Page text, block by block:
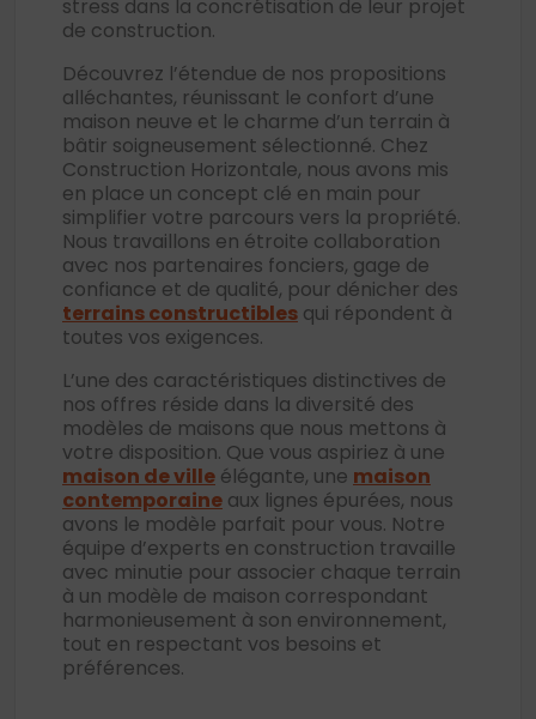
stress dans la concrétisation de leur projet
de construction.
Découvrez l’étendue de nos propositions
alléchantes, réunissant le confort d’une
maison neuve et le charme d’un terrain à
bâtir soigneusement sélectionné. Chez
Construction Horizontale, nous avons mis
en place un concept clé en main pour
simplifier votre parcours vers la propriété.
Nous travaillons en étroite collaboration
avec nos partenaires fonciers, gage de
confiance et de qualité, pour dénicher des
terrains constructibles qui répondent à
toutes vos exigences.
L’une des caractéristiques distinctives de
nos offres réside dans la diversité des
modèles de maisons que nous mettons à
votre disposition. Que vous aspiriez à une
maison de ville élégante, une maison
contemporaine aux lignes épurées, nous
avons le modèle parfait pour vous. Notre
équipe d’experts en construction travaille
avec minutie pour associer chaque terrain
à un modèle de maison correspondant
harmonieusement à son environnement,
tout en respectant vos besoins et
préférences.